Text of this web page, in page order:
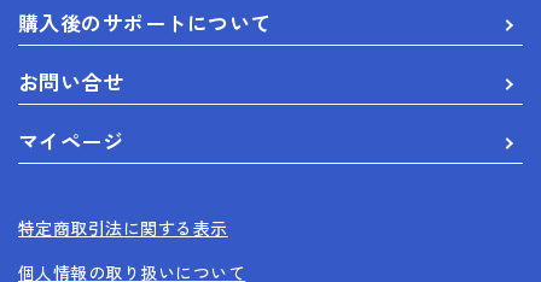
購入後のサポートについて
お問い合せ
マイページ
特定商取引法に関する表示
個人情報の取り扱いについて